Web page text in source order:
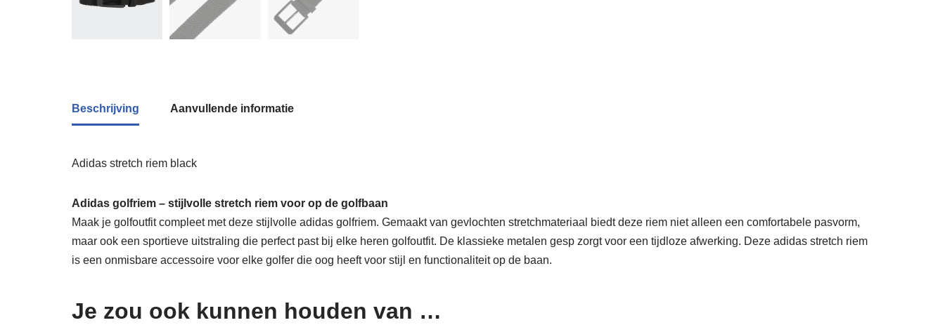
Beschrijving Aanvullende informatie
Adidas stretch riem black
Adidas golfriem – stijlvolle stretch riem voor op de golfbaan
Maak je golfoutfit compleet met deze stijlvolle adidas golfriem. Gemaakt van gevlochten stretchmateriaal biedt deze riem niet alleen een comfortabele pasvorm,
maar ook een sportieve uitstraling die perfect past bij elke heren golfoutfit. De klassieke metalen gesp zorgt voor een tijdloze afwerking. Deze adidas stretch riem
is een onmisbare accessoire voor elke golfer die oog heeft voor stijl en functionaliteit op de baan.
Je zou ook kunnen houden van …